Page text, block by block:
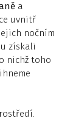
a
uvnitř
nočním
získali
o nichž toho